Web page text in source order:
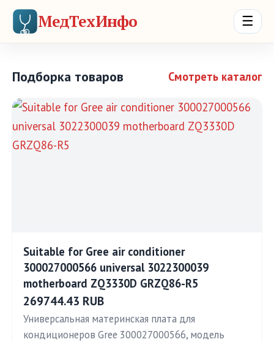
МедТехИнфо ☰
Подборка товаров Смотреть каталог
Suitable for Gree air conditioner
300027000566 universal 3022300039
motherboard ZQ3330D GRZQ86-R5
269744.43 RUB
Универсальная материнская плата для
кондиционеров Gree 300027000566, модель